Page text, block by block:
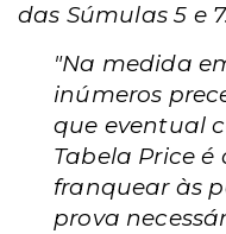
das Súmulas 5 e
"Na medida
inúmeros
que eventual
Tabela Price
franquear às
prova